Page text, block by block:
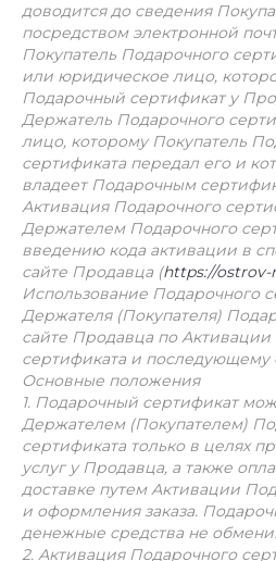
доводится до сведения
посредством электронной
Покупатель Подарочного
или юридическое лицо,
Подарочный сертификат у
Держатель Подарочного
лицо, которому Покупатель
сертификата передал его и
владеет Подарочным
Активация Подарочного
Держателем Подарочного
введению кода активации в
сайте Продавца (https://ostrov-
Использование Подарочного
Держателя (Покупателя)
сайте Продавца по
сертификата и последующему
Основные положения
1. Подарочный сертификат
Держателем (Покупателем)
сертификата только в целях
услуг у Продавца, а также
доставке путем Активации
и оформления заказа.
денежные средства не
2. Активация Подарочного